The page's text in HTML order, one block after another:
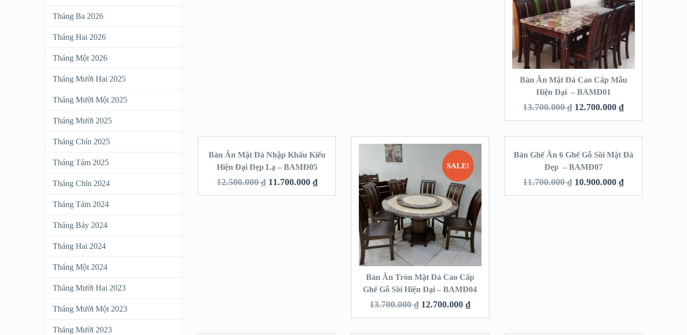
Bàn Ăn Mặt Đá Cao Cấp Mẫu
Hiện Đại – BAMĐ01
13.700.000₫ 12.700.000₫
SALE!
Bàn Ăn Mặt Đá Nhập Khẩu Kiểu
Hiện Đại Đẹp Lạ – BAMĐ05
12.500.000₫ 11.700.000 ₫
SALE!
Bàn Ăn Tròn Mặt Đá Cao Cấp
Ghế Gỗ Sồi Hiện Đại – BAMĐ04
13.700.000₫ 12.700.000₫
SALE!
Bàn Ghế Ăn 6 Ghế Gỗ Sồi Mặt Đá
Đẹp – BAMĐ07
11.700.000₫ 10.900.000₫
Tháng Ba 2026
Tháng Hai 2026
Tháng Một 2026
Tháng Mười Hai 2025
Tháng Mười Một 2025
Tháng Mười 2025
Tháng Chín 2025
Tháng Tám 2025
Tháng Chín 2024
Tháng Tám 2024
Tháng Bảy 2024
Tháng Hai 2024
Tháng Một 2024
Tháng Mười Hai 2023
Tháng Mười Một 2023
Tháng Mười 2023